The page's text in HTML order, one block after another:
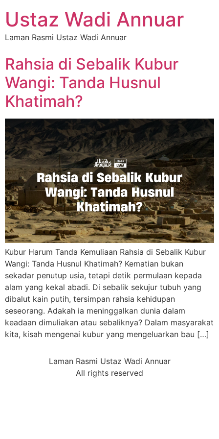
Ustaz Wadi Annuar
Laman Rasmi Ustaz Wadi Annuar
Rahsia di Sebalik Kubur
Wangi: Tanda Husnul
Khatimah?
Kubur Harum Tanda Kemuliaan Rahsia di Sebalik Kubur
Wangi: Tanda Husnul Khatimah? Kematian bukan
sekadar penutup usia, tetapi detik permulaan kepada
alam yang kekal abadi. Di sebalik sekujur tubuh yang
dibalut kain putih, tersimpan rahsia kehidupan
seseorang. Adakah ia meninggalkan dunia dalam
keadaan dimuliakan atau sebaliknya? Dalam masyarakat
kita, kisah mengenai kubur yang mengeluarkan bau […]
Laman Rasmi Ustaz Wadi Annuar
All rights reserved